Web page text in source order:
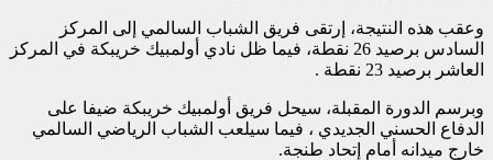
وعقب هذه النتيجة، إرتقى فريق الشباب السالمي إلى المركز
السادس برصيد 26 نقطة، فيما ظل نادي أولمبيك خريبكة في المركز
العاشر برصيد 23 نقطة .
وبرسم الدورة المقبلة، سيحل فريق أولمبيك خريبكة ضيفا على
الدفاع الحسني الجديدي ، فيما سيلعب الشباب الرياضي السالمي
خارج ميدانه أمام إتحاد طنجة.